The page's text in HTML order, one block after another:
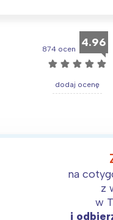
874 ocen 4.96
☆ ☆ ☆ ☆ ☆
dodaj ocenę
na
z
w
i